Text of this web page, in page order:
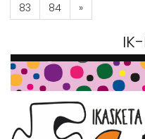
83
84 »